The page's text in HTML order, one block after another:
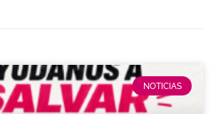
NOTICIAS